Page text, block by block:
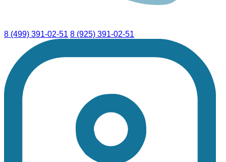
8 (499) 391-02-51 8 (925) 391-02-51